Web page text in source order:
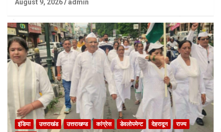
August 9, 2026 admin
इंडिया उत्तराखंड उत्तराखण्ड कांग्रेस डेवलोपमेन्ट देहरादून
राज्य